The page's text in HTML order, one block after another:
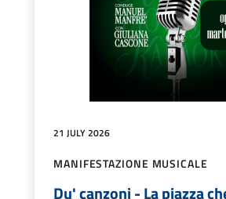
21 JULY 2026
MANIFESTAZIONE MUSICALE
Du' canzoni - La piazza